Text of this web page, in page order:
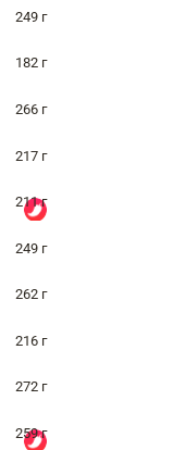
249 г
182 г
266 г
217 г
211 г
249 г
262 г
216 г
272 г
259 г